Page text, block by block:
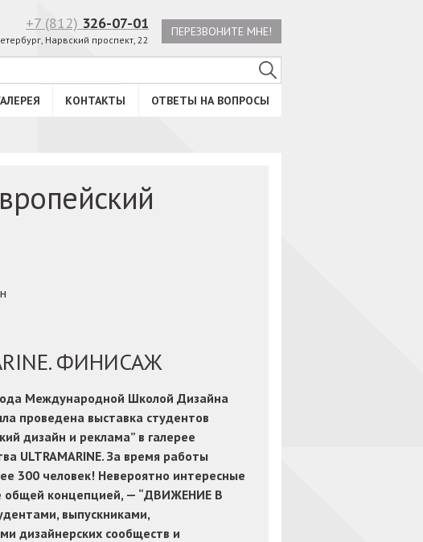
+7 (812) 326-07-01
Нарвский проспект, 22
ПЕРЕЗВОНИТЕ МНЕ!
КОНТАКТЫ ОТВЕТЫ НА ВОПРОСЫ
ФИНИСАЖ
Международной Школой Дизайна
проведена выставка студентов
дизайн и реклама” в галерее
ULTRAMARINE. За время работы
300 человек! Невероятно интересные
общей концепцией, — “ДВИЖЕНИЕ В
выпускниками,
дизайнерских сообществ и